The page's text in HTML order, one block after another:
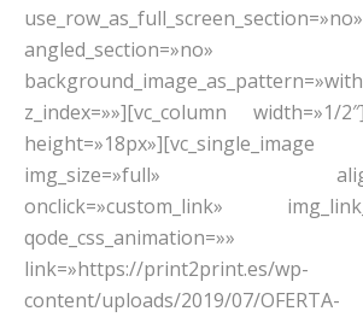
angled_section=»no»
z_index=»»][vc_column width=»1/
img_size=»full»
onclick=»custom_link»
qode_css_animation=»»
link=»https://print2print.es/wp-
content/uploads/2019/07/OFERTA-